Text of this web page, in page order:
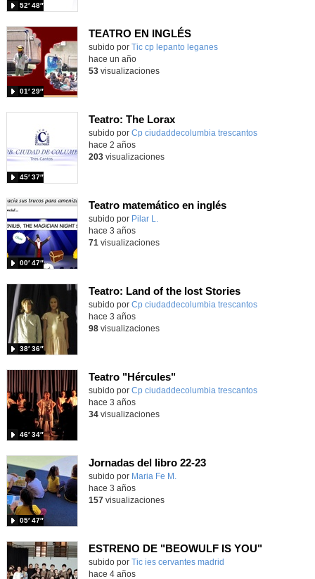
52′ 48″
TEATRO EN INGLÉS
Contenido educativo.
subido por Tic cp lepanto leganes
01′ 29″
-
hace un año
53visualizaciones
Teatro: The Lorax
subido por Cp ciudaddecolumbia trescantos
45′ 37″
-
hace 2 años
203visualizaciones
Teatro matemático en inglés
Contenido educativo.
subido por Pilar L.
00′ 47″
hace 3 años
71 visualizaciones
Teatro: Land of the lost Stories
subido por Cp ciudaddecolumbia trescantos
38′ 36″
-
hace 3 años
98visualizaciones
Teatro "Hércules"
subido por Cp ciudaddecolumbia trescantos
46′ 34″
-
hace 3 años
34visualizaciones
Jornadas del libro 22-23
Contenido educativo.
subido por Maria Fe M.
05′ 47″
hace 3 años
157visualizaciones
ESTRENO DE "BEOWULF IS YOU"
subido por Tic ies cervantes madrid
hace 4 años